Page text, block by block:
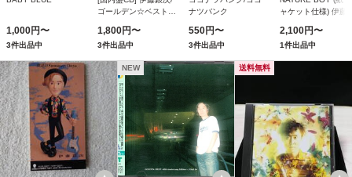
1,000円〜
3件出品中
ゴールデン☆ベスト〜
Edition〜 [2枚組]
1,800円〜
3件出品中
ナツバンク
550円〜
3件出品中
ャケット仕様) 伊藤
2,100円〜
1件出品中
NEW 送料無料